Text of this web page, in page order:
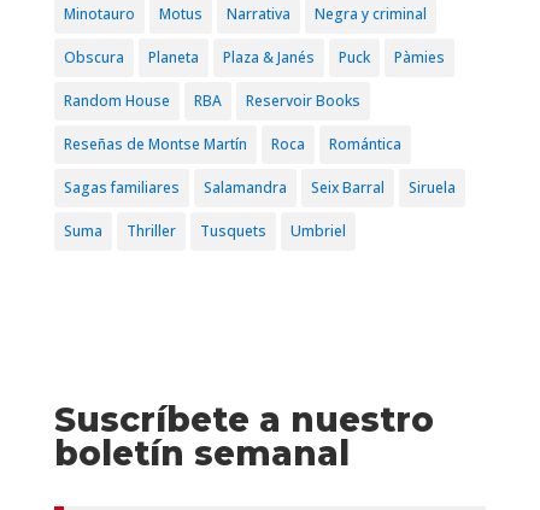
Minotauro Motus Narrativa Negra y criminal
Obscura Planeta Plaza & Janés Puck Pàmies
Random House RBA Reservoir Books
Reseñas de Montse Martín Roca Romántica
Sagas familiares Salamandra Seix Barral Siruela
Suma Thriller Tusquets Umbriel
Suscríbete a nuestro
boletín semanal